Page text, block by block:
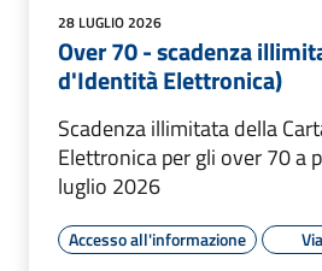
28 LUGLIO 2026
Over 70 - scadenza
d'Identità Elettronica)
Scadenza illimitata della
Elettronica per gli over 70 a
luglio 2026
Accesso all'informazione